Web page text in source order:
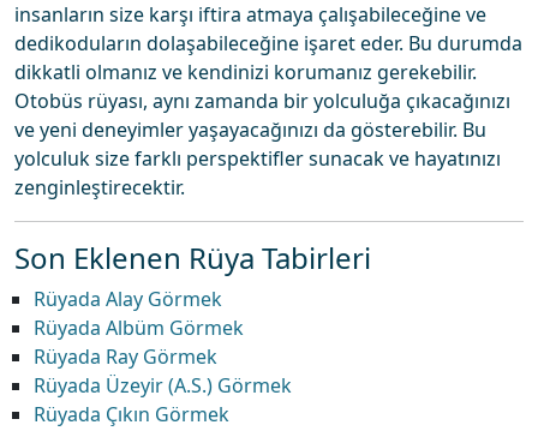
insanların size karşı iftira atmaya çalışabileceğine ve
dedikoduların dolaşabileceğine işaret eder. Bu durumda
dikkatli olmanız ve kendinizi korumanız gerekebilir.
Otobüs rüyası, aynı zamanda bir yolculuğa çıkacağınızı
ve yeni deneyimler yaşayacağınızı da gösterebilir. Bu
yolculuk size farklı perspektifler sunacak ve hayatınızı
zenginleştirecektir.
Son Eklenen Rüya Tabirleri
Rüyada Alay Görmek
Rüyada Albüm Görmek
Rüyada Ray Görmek
Rüyada Üzeyir (A.S.) Görmek
Rüyada Çıkın Görmek